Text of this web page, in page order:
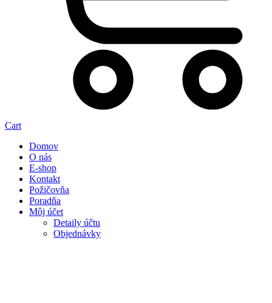
Cart
Domov
O nás
E-shop
Kontakt
Požičovňa
Poradňa
Môj účet
Detaily účtu
Objednávky